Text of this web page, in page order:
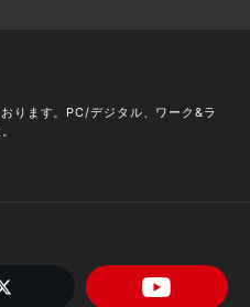
ります。PC/デジタル、ワーク&ラ